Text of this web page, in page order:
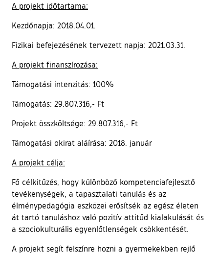
A projekt időtartama:
Kezdőnapja: 2018.04.01.
Fizikai befejezésének tervezett napja: 2021.03.31.
A projekt finanszírozása:
Támogatási intenzitás: 100%
Támogatás: 29.807.316,- Ft
Projekt összköltsége: 29.807.316,- Ft
Támogatási okirat aláírása: 2018. január
A projekt célja:
Fő célkitűzés, hogy különböző kompetenciafejlesztő
tevékenységek, a tapasztalati tanulás és az
élménypedagógia eszközei erősítsék az egész életen
át tartó tanuláshoz való pozitív attitűd kialakulását és
a szociokulturális egyenlőtlenségek csökkentését.
A projekt segít felszínre hozni a gyermekekben rejlő